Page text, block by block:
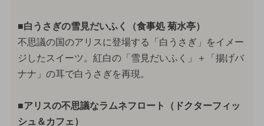
■白うさぎの雪見だいふく（食事処 菊水亭）
不思議の国のアリスに登場する「白うさぎ」をイメー
ジしたスイーツ。紅白の「雪見だいふく」＋「揚げバ
ナナ」の耳で白うさぎを再現。
■アリスの不思議なラムネフロート（ドクターフィッ
シュ＆カフェ）